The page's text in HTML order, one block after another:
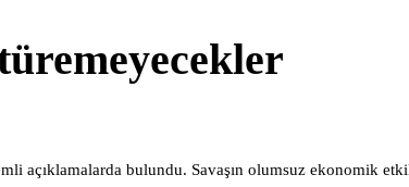
açıklamalarda bulundu. Savaşın olumsuz ekonomik